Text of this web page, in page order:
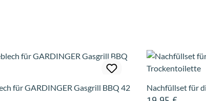
für GARDINGER Gasgrill BBQ 42 Nachfüllset für